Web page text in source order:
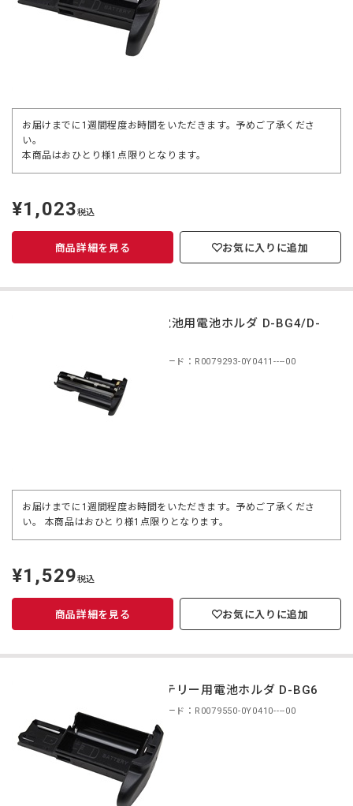
お届けまでに1週間程度お時間をいただきます。予めご了承くださ
い。
本商品はおひとり様1点限りとなります。
定
価
¥1,023税込
商品詳細を見る お気に入りに追加
単3電池用電池ホルダ D-BG4/D-
商品コード：R0079293-0Y0411----00
お届けまでに1週間程度お時間をいただきます。予めご了承くださ
い。 本商品はおひとり様1点限りとなります。
定
価
¥1,529税込
商品詳細を見る お気に入りに追加
バッテリー用電池ホルダ D-BG6
商品コード：R0079550-0Y0410----00